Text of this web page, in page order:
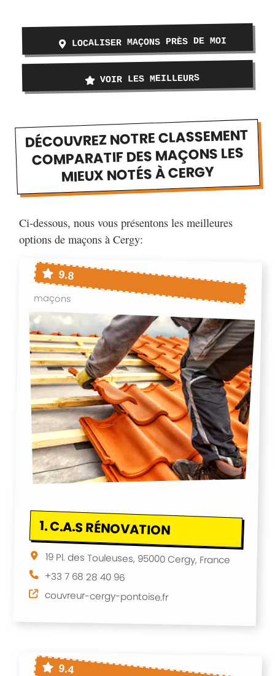
LOCALISER MAÇONS PRÈS DE MOI
VOIR LES MEILLEURS
DÉCOUVREZ NOTRE CLASSEMENT
COMPARATIF DES MAÇONS LES
MIEUX NOTÉS À CERGY
Ci-dessous, nous vous présentons les meilleures
options de maçons à Cergy:
9.8
maçons
1.C.A.S RÉNOVATION
19 Pl. des Touleuses, 95000 Cergy, France
+33 7 68 28 40 96
couvreur-cergy-pontoise.fr
9.4